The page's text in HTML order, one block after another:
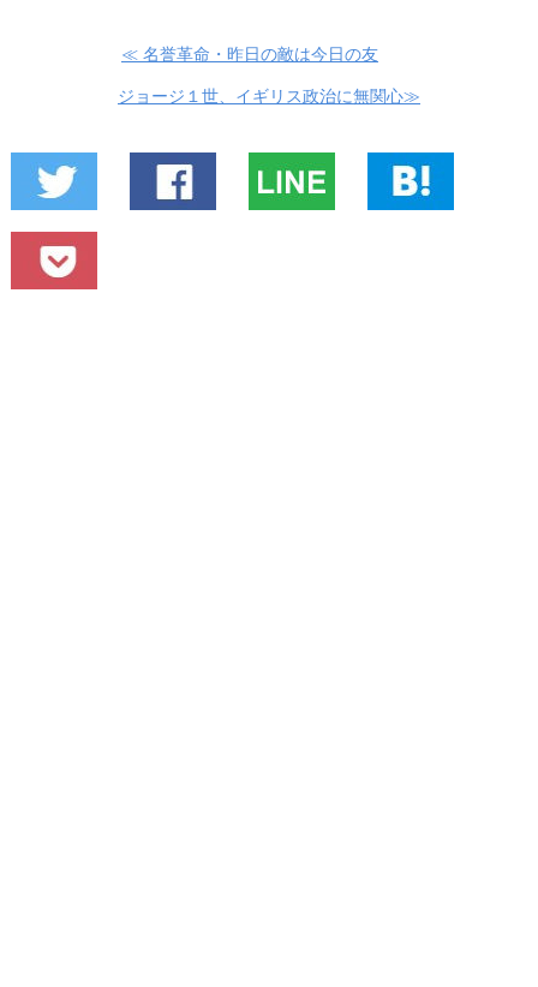
≪ 名誉革命・昨日の敵は今日の友
ジョージ１世、イギリス政治に無関心≫